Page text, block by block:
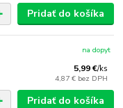
Pridať do košíka
5,99 €/ks
4,87 € bez DPH
na dopyt
Pridať do košíka